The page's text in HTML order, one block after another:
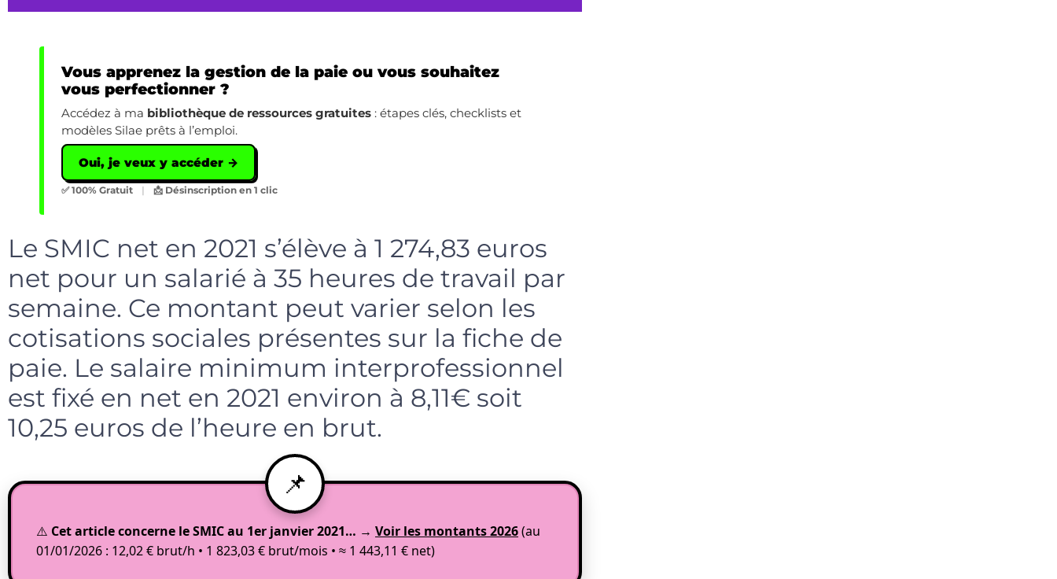
Vous apprenez la gestion de la paie ou vous souhaitez
vous perfectionner ?
Accédez à ma bibliothèque de ressources gratuites : étapes clés, checklists et
modèles Silae prêts à l’emploi.
Oui, je veux y accéder →
✅ 100% Gratuit | 📩 Désinscription en 1 clic
Le SMIC net en 2021 s’élève à 1 274,83 euros
net pour un salarié à 35 heures de travail par
semaine. Ce montant peut varier selon les
cotisations sociales présentes sur la fiche de
paie. Le salaire minimum interprofessionnel
est fixé en net en 2021 environ à 8,11€ soit
10,25 euros de l’heure en brut.
⚠️ Cet article concerne le SMIC au 1er janvier 2021… → Voir les montants 2026(au
01/01/2026 : 12,02 € brut/h • 1 823,03 € brut/mois • ≈ 1 443,11 € net)